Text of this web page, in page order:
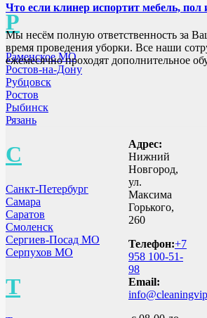
Р
Раменское МО
Ростов-на-Дону
Рубцовск
Ростов
Рыбинск
Рязань
С
Санкт-Петербург
Самара
Саратов
Смоленск
Сергиев-Посад МО
Серпухов МО
Т
Что если клинер испортит мебель, пол
Мы несём полную ответственность за
время проведения уборки. Все наши
ежемесячно проходят дополнительное
Адрес:
Нижний
Новгород,
ул.
Максима
Горького,
260
Телефон:+7
958 100-51-
98
Email: